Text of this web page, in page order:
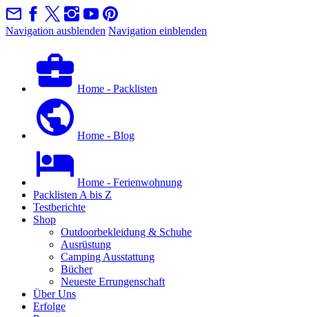
Navigation ausblenden Navigation einblenden
Home - Packlisten
Home - Blog
Home - Ferienwohnung
Packlisten A bis Z
Testberichte
Shop
Outdoorbekleidung & Schuhe
Ausrüstung
Camping Ausstattung
Bücher
Neueste Errungenschaft
Über Uns
Erfolge